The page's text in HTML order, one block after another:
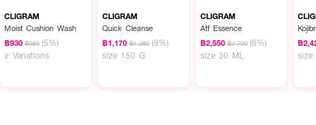
อย่างล้ำลึก
● มีKojic Dipalmitate
สารดูแลผิวจากโคจิ ช่วยให้ผิวแลดูสม่ำเสมอ
● ส่วนผสมวิตามินและเปปไทด์ บำรุงผิวให้แข็งแรง
CLIGRAM
Moist Cushion Wash
฿930 ฿980 (5%)
2 Variations
CLIGRAM
Quick Cleanse
฿1,170 ฿1,280 (9%)
size 150 G
CLIGRAM
Atf Essence
฿2,550 ฿2,700 (6%)
size 30 ML
฿
size